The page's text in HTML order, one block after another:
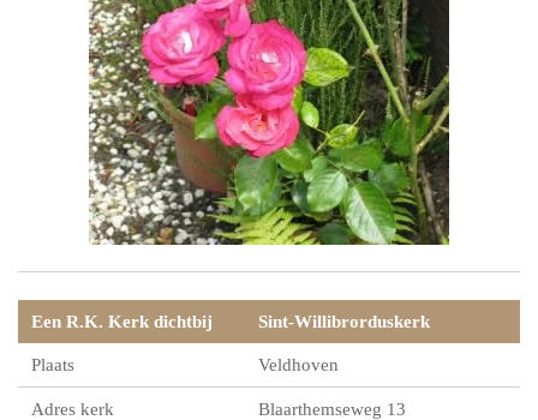
Een R.K. Kerk dichtbij Sint-Willibrorduskerk
Plaats Veldhoven
Adres kerk Blaarthemseweg 13